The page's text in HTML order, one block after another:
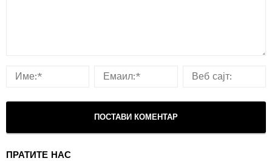
ПРАТИТЕ НАС